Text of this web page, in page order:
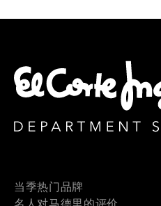
当季热门品牌
名人对马德里的评价